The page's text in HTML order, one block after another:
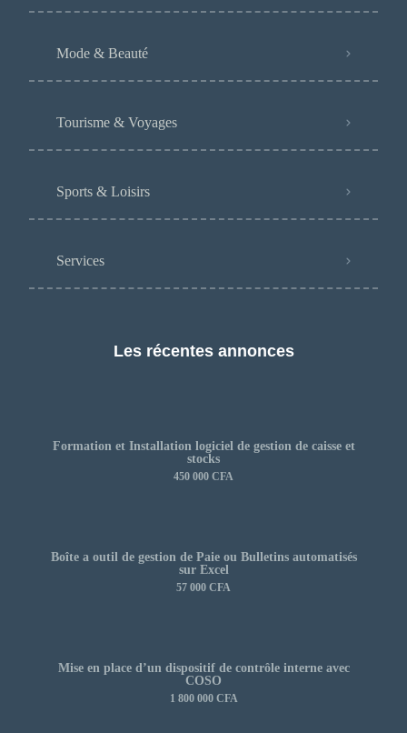
Mode & Beauté
Tourisme & Voyages
Sports & Loisirs
Services
Les récentes annonces
Formation et Installation logiciel de gestion de caisse et
stocks
450 000 CFA
Boîte a outil de gestion de Paie ou Bulletins automatisés
sur Excel
57 000 CFA
Mise en place d’un dispositif de contrôle interne avec
COSO
1 800 000 CFA